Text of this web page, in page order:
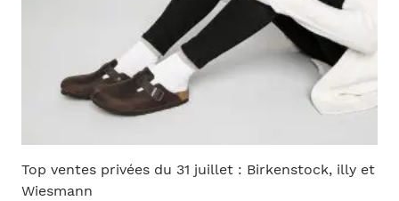
Top ventes privées du 31 juillet : Birkenstock, illy et
Wiesmann